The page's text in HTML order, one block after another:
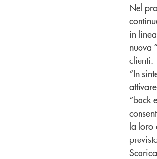
Nel
in
nuova
clienti.
“In
“back
la loro
Scarica